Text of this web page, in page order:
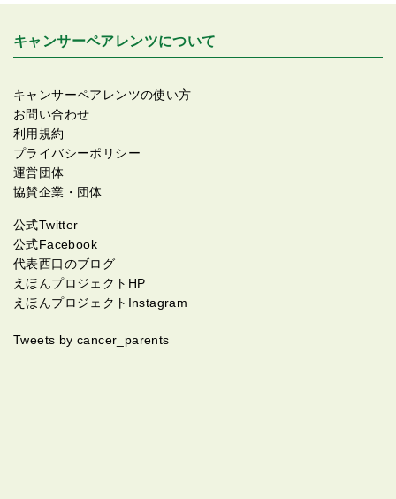
キャンサーペアレンツについて
キャンサーペアレンツの使い方
お問い合わせ
利用規約
プライバシーポリシー
運営団体
協賛企業・団体
公式Twitter
公式Facebook
代表西口のブログ
えほんプロジェクトHP
えほんプロジェクトInstagram
Tweets by cancer_parents